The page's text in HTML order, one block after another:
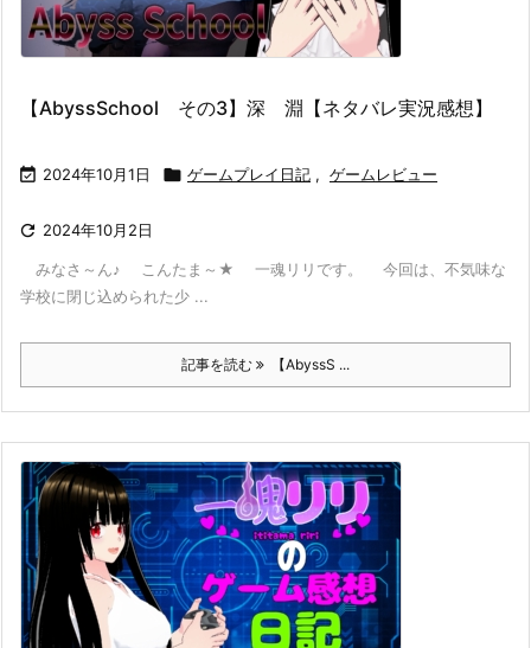
【AbyssSchool その3】深 淵【ネタバレ実況感想】
 2024年10月1日  ゲームプレイ日記 , ゲームレビュー
 2024年10月2日
みなさ～ん♪ こんたま～★ 一魂リリです。 今回は、不気味な
学校に閉じ込められた少 ...
記事を読む 【AbyssS ...